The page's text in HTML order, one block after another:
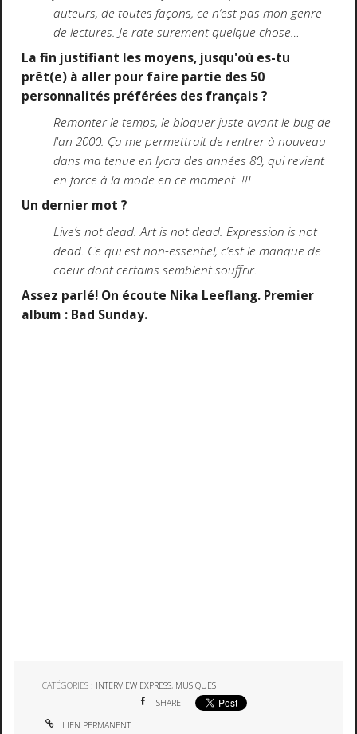
auteurs, de toutes façons, ce n’est pas mon genre
de lectures. Je rate surement quelque chose…
La fin justifiant les moyens, jusqu'où es-tu
prêt(e) à aller pour faire partie des 50
personnalités préférées des français ?
Remonter le temps, le bloquer juste avant le bug de
l'an 2000. Ça me permettrait de rentrer à nouveau
dans ma tenue en lycra des années 80, qui revient
en force à la mode en ce moment !!!
Un dernier mot ?
Live’s not dead. Art is not dead. Expression is not
dead. Ce qui est non-essentiel, c’est le manque de
coeur dont certains semblent souffrir.
Assez parlé! On écoute Nika Leeflang. Premier
album : Bad Sunday.
CATÉGORIES : INTERVIEW EXPRESS, MUSIQUES
SHARE
LIEN PERMANENT